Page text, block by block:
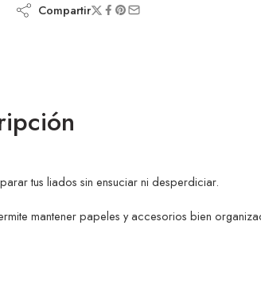
Compartir
tus liados sin ensuciar ni desperdiciar.
mantener papeles y accesorios bien